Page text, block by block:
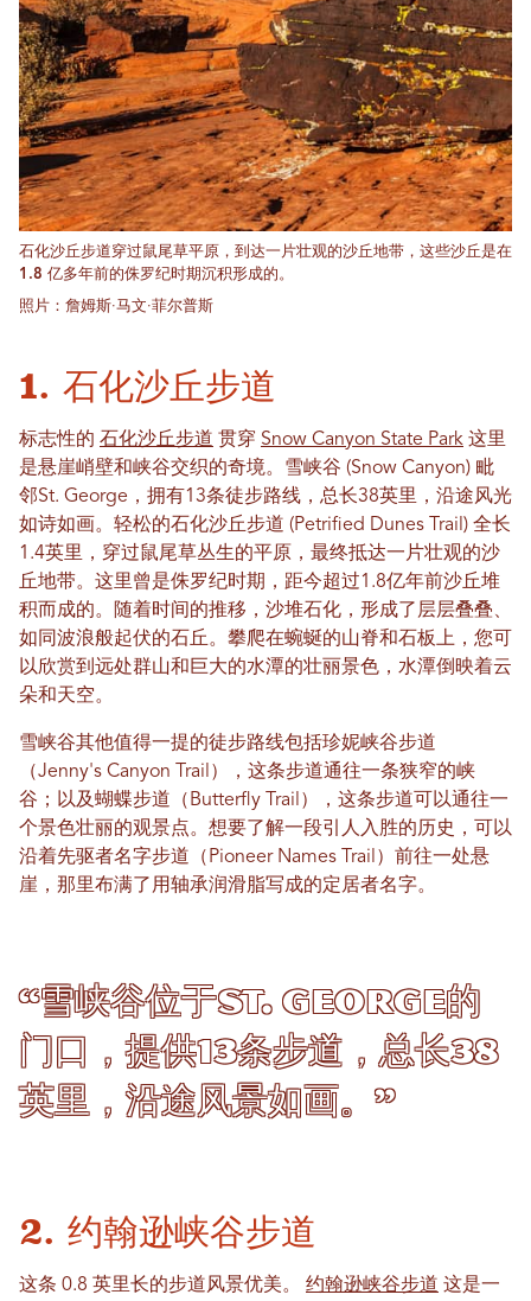
石化沙丘步道穿过鼠尾草平原，到达一片壮观的沙丘地带，这些沙丘是在
1.8 亿多年前的侏罗纪时期沉积形成的。
照片：詹姆斯·马文·菲尔普斯
1. 石化沙丘步道
标志性的 石化沙丘步道 贯穿 Snow Canyon State Park 这里
是悬崖峭壁和峡谷交织的奇境。雪峡谷 (Snow Canyon) 毗
邻St. George，拥有13条徒步路线，总长38英里，沿途风光
如诗如画。轻松的石化沙丘步道 (Petrified Dunes Trail) 全长
1.4英里，穿过鼠尾草丛生的平原，最终抵达一片壮观的沙
丘地带。这里曾是侏罗纪时期，距今超过1.8亿年前沙丘堆
积而成的。随着时间的推移，沙堆石化，形成了层层叠叠、
如同波浪般起伏的石丘。攀爬在蜿蜒的山脊和石板上，您可
以欣赏到远处群山和巨大的水潭的壮丽景色，水潭倒映着云
朵和天空。
雪峡谷其他值得一提的徒步路线包括珍妮峡谷步道
（Jenny's Canyon Trail），这条步道通往一条狭窄的峡
谷；以及蝴蝶步道（Butterfly Trail），这条步道可以通往一
个景色壮丽的观景点。想要了解一段引人入胜的历史，可以
沿着先驱者名字步道（Pioneer Names Trail）前往一处悬
崖，那里布满了用轴承润滑脂写成的定居者名字。
“雪峡谷位于St. George的
门口，提供13条步道，总长38
英里，沿途风景如画。”
2. 约翰逊峡谷步道
这条 0.8 英里长的步道风景优美。 约翰逊峡谷步道 这是一